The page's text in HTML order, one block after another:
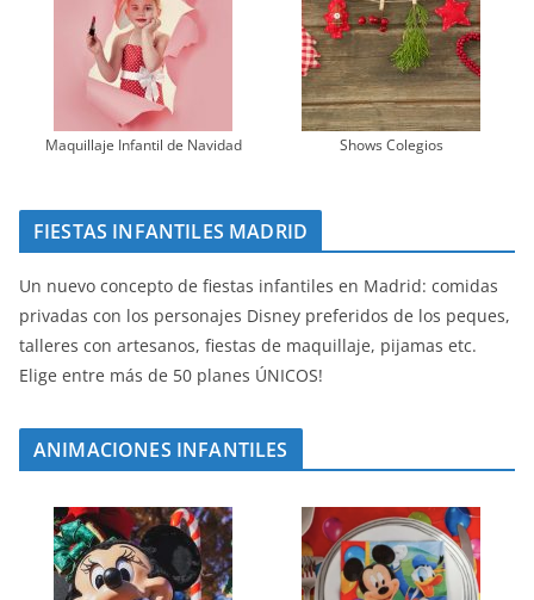
Maquillaje Infantil de Navidad Shows Colegios
FIESTAS INFANTILES MADRID
Un nuevo concepto de fiestas infantiles en Madrid: comidas
privadas con los personajes Disney preferidos de los peques,
talleres con artesanos, fiestas de maquillaje, pijamas etc.
Elige entre más de 50 planes ÚNICOS!
ANIMACIONES INFANTILES